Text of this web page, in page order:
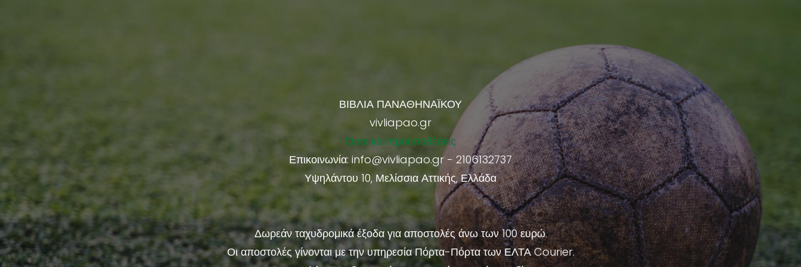
ΒΙΒΛΙΑ ΠΑΝΑΘΗΝΑΪΚΟΥ
vivliapao.gr
Όροι και προϋποθέσεις
Επικοινωνία: info@vivliapao.gr - 2106132737
Υψηλάντου 10, Μελίσσια Αττικής, Ελλάδα
Δωρεάν ταχυδρομικά έξοδα για αποστολές άνω των 100 ευρώ.
Οι αποστολές γίνονται με την υπηρεσία Πόρτα-Πόρτα των ΕΛΤΑ Courier.